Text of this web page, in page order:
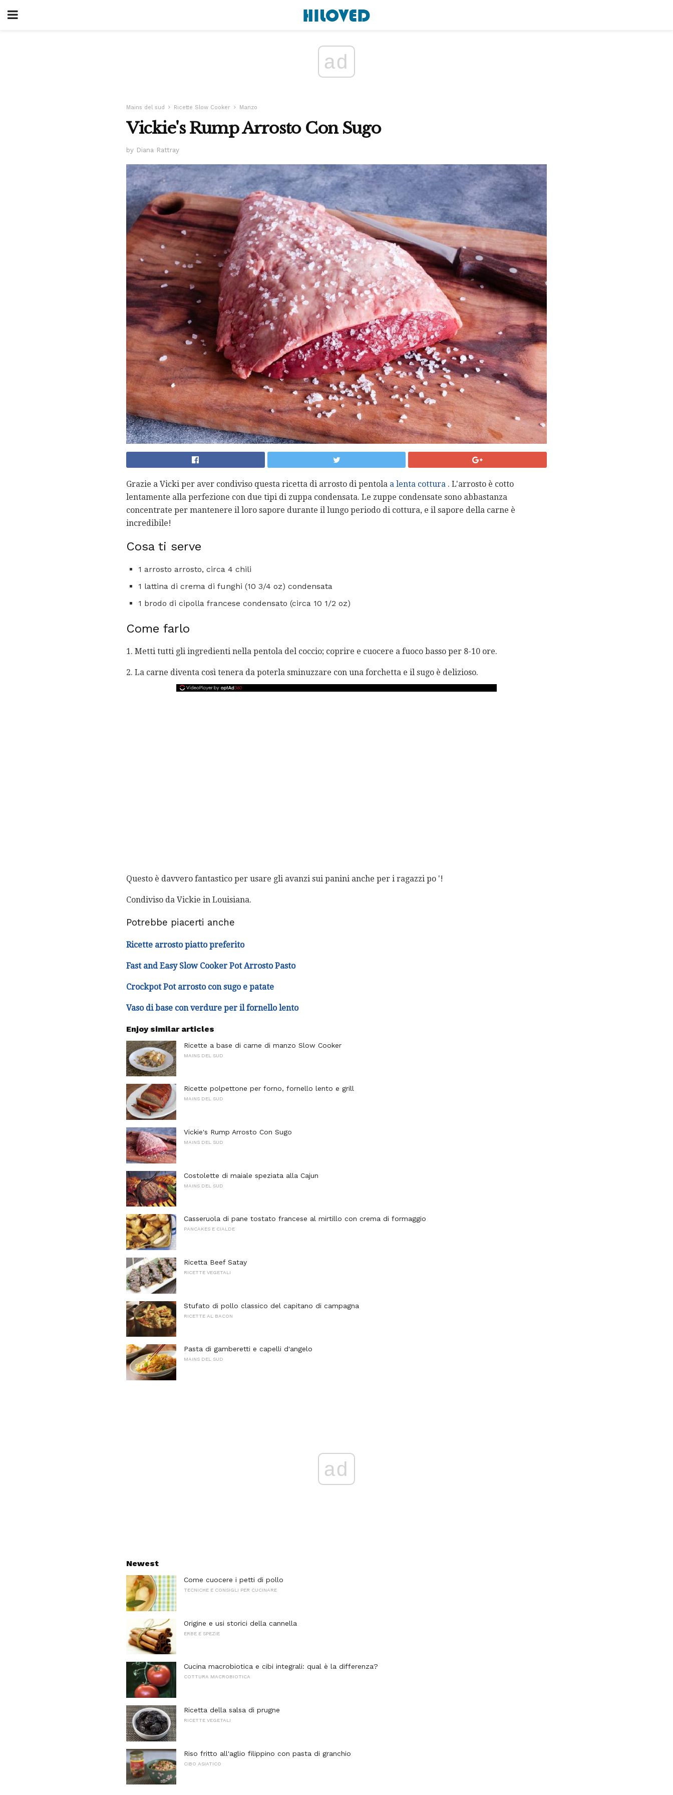
ad
Mains del sud Ricette Slow Cooker Manzo
Vickie's Rump Arrosto Con Sugo
by Diana Rattray
Grazie a Vicki per aver condiviso questa ricetta di arrosto di pentola a lenta cottura . L'arrosto è cotto
lentamente alla perfezione con due tipi di zuppa condensata. Le zuppe condensate sono abbastanza
concentrate per mantenere il loro sapore durante il lungo periodo di cottura, e il sapore della carne è
incredibile!
Cosa ti serve
1 arrosto arrosto, circa 4 chili
1 lattina di crema di funghi (10 3/4 oz) condensata
1 brodo di cipolla francese condensato (circa 10 1/2 oz)
Come farlo
1. Metti tutti gli ingredienti nella pentola del coccio; coprire e cuocere a fuoco basso per 8-10 ore.
2. La carne diventa così tenera da poterla sminuzzare con una forchetta e il sugo è delizioso.
Questo è davvero fantastico per usare gli avanzi sui panini anche per i ragazzi po '!
Condiviso da Vickie in Louisiana.
Potrebbe piacerti anche
Ricette arrosto piatto preferito
Fast and Easy Slow Cooker Pot Arrosto Pasto
Crockpot Pot arrosto con sugo e patate
Vaso di base con verdure per il fornello lento
Enjoy similar articles
Ricette a base di carne di manzo Slow Cooker
MAINS DEL SUD
Ricette polpettone per forno, fornello lento e grill
MAINS DEL SUD
Vickie's Rump Arrosto Con Sugo
MAINS DEL SUD
Costolette di maiale speziata alla Cajun
MAINS DEL SUD
Casseruola di pane tostato francese al mirtillo con crema di formaggio
PANCAKES E CIALDE
Ricetta Beef Satay
RICETTE VEGETALI
Stufato di pollo classico del capitano di campagna
RICETTE AL BACON
Pasta di gamberetti e capelli d'angelo
MAINS DEL SUD
ad
Newest
Come cuocere i petti di pollo
TECNICHE E CONSIGLI PER CUCINARE
Origine e usi storici della cannella
ERBE E SPEZIE
Cucina macrobiotica e cibi integrali: qual è la differenza?
COTTURA MACROBIOTICA
Ricetta della salsa di prugne
RICETTE VEGETALI
Riso fritto all'aglio filippino con pasta di granchio
CIBO ASIATICO